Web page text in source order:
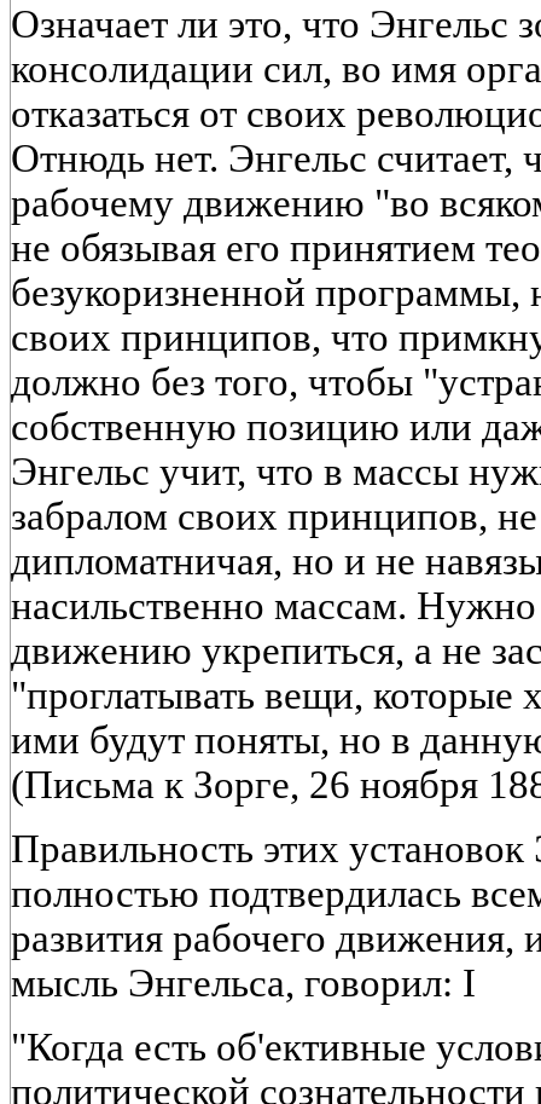
Означает ли это, что Энгельс
консолидации сил, во имя
отказаться от своих
Отнюдь нет. Энгельс считает,
рабочему движению "во
не обязывая его принятием
безукоризненной программы,
своих принципов, что
должно без того, чтобы
собственную позицию или
Энгельс учит, что в массы
забралом своих принципов,
дипломатничая, но и не
насильственно массам. Нужно
движению укрепиться, а не
"проглатывать вещи, которые
ими будут поняты, но в
(Письма к Зорге, 26 ноября
Правильность этих
полностью подтвердилась
развития рабочего движения,
мысль Энгельса, говорил: I
"Когда есть об'ективные
политической сознательности